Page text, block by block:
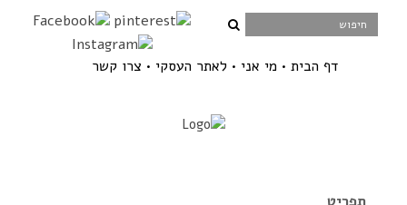
דף הבית מי אני לאתר העסקי צרו קשר